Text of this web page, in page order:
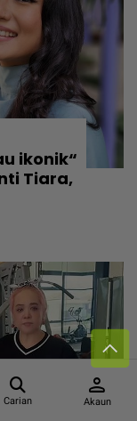
Carian
person
Akaun
ikonik“
Tiara,